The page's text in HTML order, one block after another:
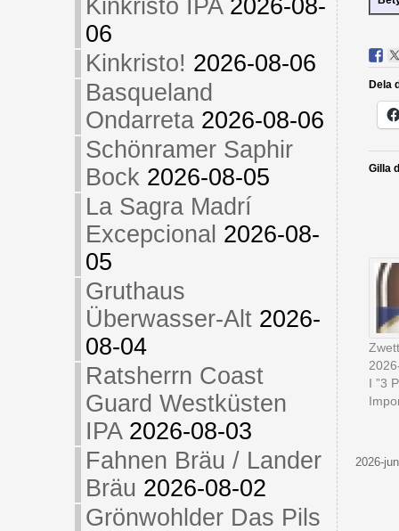
Kinkristo IPA 2026-08-
06
Kinkristo! 2026-08-06
Basqueland
Ondarreta 2026-08-06
Schönramer Saphir
Bock 2026-08-05
La Sagra Madrí
Excepcional 2026-08-
05
Gruthaus
Überwasser-Alt 2026-
08-04
Ratsherrn Coast
Guard Westküsten
IPA 2026-08-03
Fahnen Bräu / Lander
Bräu 2026-08-02
Grönwohlder Das Pils
Dela
Gilla
I ”3
2026-